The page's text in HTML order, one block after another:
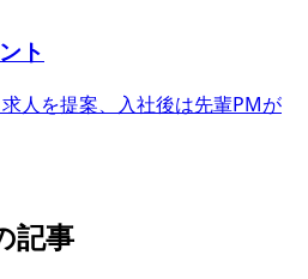
ト
人を提案、入社後は先輩PMが
記事